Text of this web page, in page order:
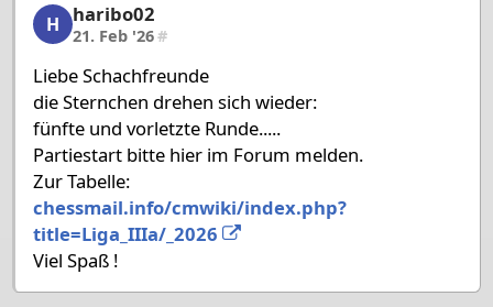
haribo02, 50/58, 21. Feb '26
H haribo02
21. Feb '26#
Liebe Schachfreunde
die Sternchen drehen sich wieder:
fünfte und vorletzte Runde.....
Partiestart bitte hier im Forum melden.
Zur Tabelle:
chessmail.info/cmwiki/index.php?
title=Liga_IIIa/_2026
Viel Spaß !